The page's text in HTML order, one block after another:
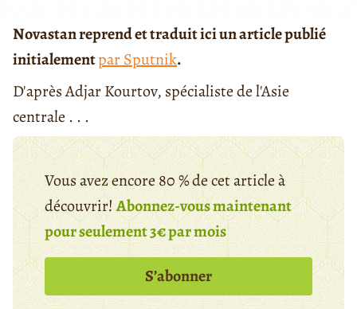
Novastan reprend et traduit ici un article publié
initialementpar Sputnik.
D'après Adjar Kourtov, spécialiste de l'Asie
centrale . . .
Vous avez encore 80 % de cet article à
découvrir!Abonnez-vous maintenant
pour seulement 3€ par mois
S’abonner